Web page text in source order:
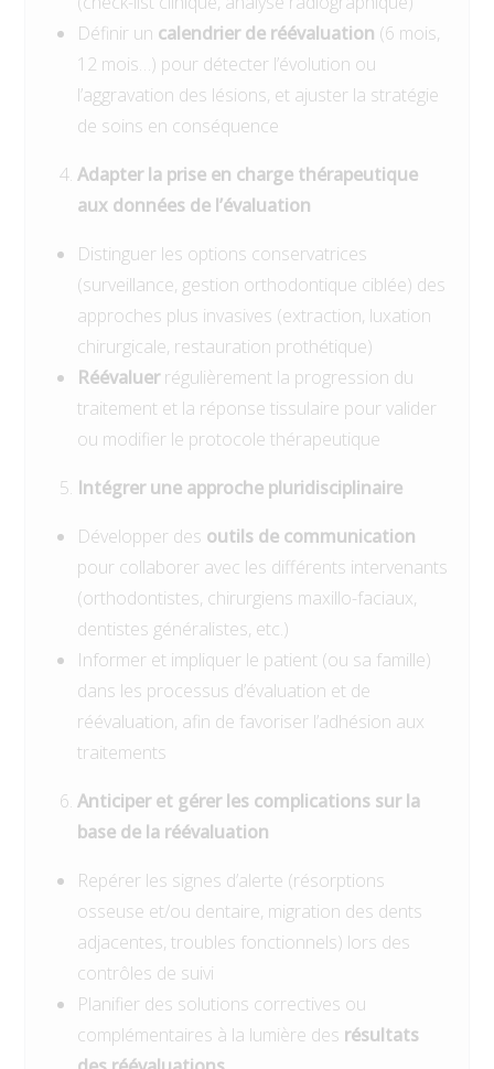
Définir un calendrier de réévaluation (6 mois,
12 mois…) pour détecter l’évolution ou
l’aggravation des lésions, et ajuster la stratégie
de soins en conséquence
Adapter la prise en charge thérapeutique
aux données de l’évaluation
Distinguer les options conservatrices
(surveillance, gestion orthodontique ciblée) des
approches plus invasives (extraction, luxation
chirurgicale, restauration prothétique)
Réévaluerrégulièrement la progression du
traitement et la réponse tissulaire pour valider
ou modifier le protocole thérapeutique
Intégrer une approche pluridisciplinaire
Développer des outils de communication
pour collaborer avec les différents intervenants
(orthodontistes, chirurgiens maxillo-faciaux,
dentistes généralistes, etc.)
Informer et impliquer le patient (ou sa famille)
dans les processus d’évaluation et de
réévaluation, afin de favoriser l’adhésion aux
traitements
Anticiper et gérer les complications sur la
base de la réévaluation
Repérer les signes d’alerte (résorptions
osseuse et/ou dentaire, migration des dents
adjacentes, troubles fonctionnels) lors des
contrôles de suivi
Planifier des solutions correctives ou
complémentaires à la lumière des résultats